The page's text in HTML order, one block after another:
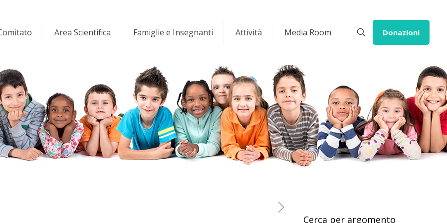
Area Scientifica Famiglie e Insegnanti Attività Media Room Donazioni
Cerca per argomento